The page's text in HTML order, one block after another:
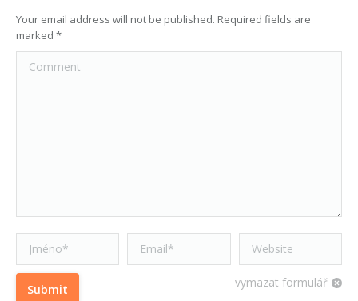
Your email address will not be published. Required fields are
marked *
Comment
Jméno * Email * Website
vymazat formulář
Submit